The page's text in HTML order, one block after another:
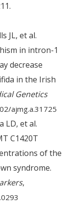
JL, et al.
in intron-1
decrease
in the Irish
Genetics
ajmg.a.31725
LD, et al.
C1420T
of the
syndrome.
,